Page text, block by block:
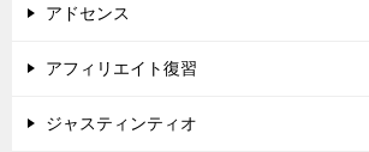
アドセンス
アフィリエイト復習
ジャスティンティオ